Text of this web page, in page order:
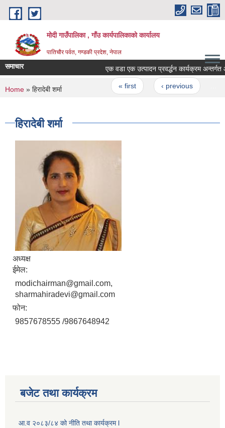
Skip to main content
मोदी गाउँपालिका , गाँउ कार्यपालिकाको कार्यालय
पातिचौर पर्वत, गण्डकी प्रदेश, नेपाल
समाचार एक वडा एक उत्पादन प्रवर्द्धन कार्यक्रम अन्तर्गत
Pages
« first ‹ previous
You are here
Home » हिरादेबी शर्मा
हिरादेबी शर्मा
अध्यक्ष
ईमेल:
modichairman@gmail.com,
sharmahiradevi@gmail.com
फोन:
9857678555 /9867648942
बजेट तथा कार्यक्रम
आ.व २०८३/८४ को नीति तथा कार्यक्रम l